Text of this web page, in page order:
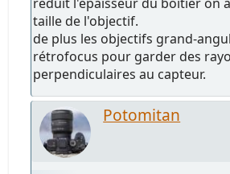
réduit l'épaisseur du boitier on
taille de l'objectif.
de plus les objectifs grand-
rétrofocus pour garder des
perpendiculaires au capteur.
Potomitan